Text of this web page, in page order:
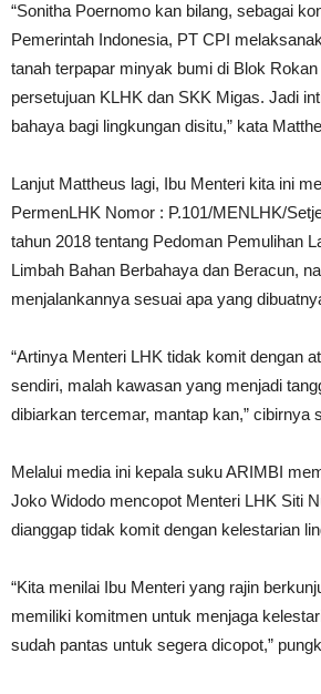
“Sonitha Poernomo kan bilang, sebagai
Pemerintah Indonesia, PT CPI
tanah terpapar minyak bumi di Blok
persetujuan KLHK dan SKK Migas. Jadi
bahaya bagi lingkungan disitu,” kata
Lanjut Mattheus lagi, Ibu Menteri kita ini
PermenLHK Nomor : P.101/MENLHK/
tahun 2018 tentang Pedoman Pemulihan
Limbah Bahan Berbahaya dan Beracun,
menjalankannya sesuai apa yang
“Artinya Menteri LHK tidak komit dengan
sendiri, malah kawasan yang menjadi
dibiarkan tercemar, mantap kan,” cibirnya
Melalui media ini kepala suku ARIMBI
Joko Widodo mencopot Menteri LHK Siti
dianggap tidak komit dengan kelestarian
“Kita menilai Ibu Menteri yang rajin
memiliki komitmen untuk menjaga
sudah pantas untuk segera dicopot,”